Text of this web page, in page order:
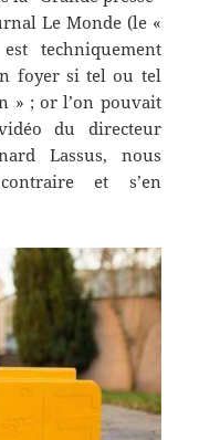
Le Monde (le «
techniquement
foyer si tel ou tel
» ; or l’on pouvait
du directeur
Lassus, nous
et s’en